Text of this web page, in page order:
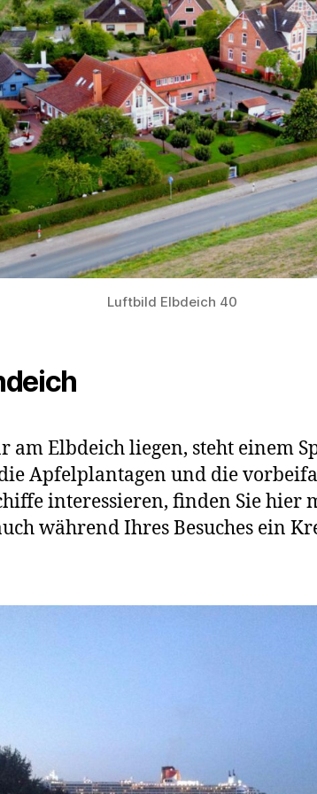
Luftbild Elbdeich 40
Elbdeich liegen, steht einem
Apfelplantagen und die
interessieren, finden Sie
während Ihres Besuches ein